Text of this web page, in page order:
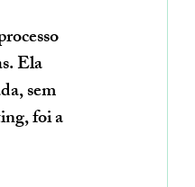
Ela
sem
foi a